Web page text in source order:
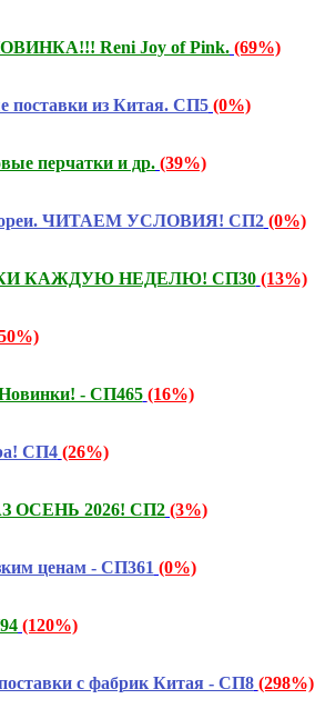
Reni Joy of Pink. (69%)
поставки из Китая. СП5 (0%)
перчатки и др. (39%)
Кореи. ЧИТАЕМ УСЛОВИЯ! СП2 (0%)
КАЖДУЮ НЕДЕЛЮ! СП30 (13%)
- СП465 (16%)
СП4 (26%)
ОСЕНЬ 2026! СП2 (3%)
ценам - СП361 (0%)
(120%)
с фабрик Китая - СП8 (298%)